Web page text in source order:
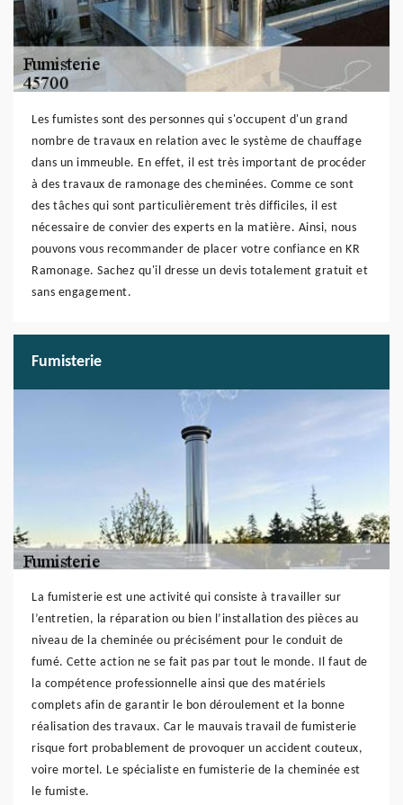
Les fumistes sont des personnes qui s'occupent d'un grand
nombre de travaux en relation avec le système de chauffage
dans un immeuble. En effet, il est très important de procéder
à des travaux de ramonage des cheminées. Comme ce sont
des tâches qui sont particulièrement très difficiles, il est
nécessaire de convier des experts en la matière. Ainsi, nous
pouvons vous recommander de placer votre confiance en KR
Ramonage. Sachez qu'il dresse un devis totalement gratuit et
sans engagement.
Fumisterie
La fumisterie est une activité qui consiste à travailler sur
l’entretien, la réparation ou bien l’installation des pièces au
niveau de la cheminée ou précisément pour le conduit de
fumé. Cette action ne se fait pas par tout le monde. Il faut de
la compétence professionnelle ainsi que des matériels
complets afin de garantir le bon déroulement et la bonne
réalisation des travaux. Car le mauvais travail de fumisterie
risque fort probablement de provoquer un accident couteux,
voire mortel. Le spécialiste en fumisterie de la cheminée est
le fumiste.